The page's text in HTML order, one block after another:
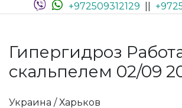
+972509312129
Гипергидроз
скальпелем 02/09
Украина / Харьков